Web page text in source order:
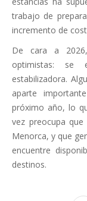
trabajo de
incremento de
De cara a
optimistas: se
estabilizadora.
aparte
próximo año, lo
vez preocupa
Menorca, y que
encuentre
destinos.